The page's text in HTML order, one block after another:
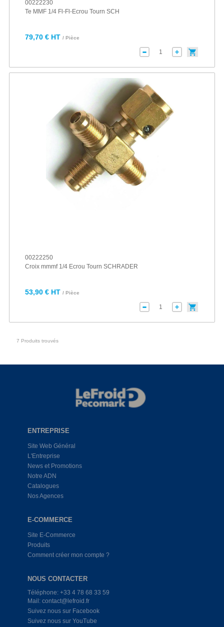
00222230
Te MMF 1/4 Fl-Fl-Ecrou Tourn SCH
79,70 € HT / Pièce
00222250
Croix mmmf 1/4 Ecrou Tourn SCHRADER
53,90 € HT / Pièce
7 Produits trouvés
ENTREPRISE
Site Web Général
L'Entreprise
News et Promotions
Notre ADN
Catalogues
Nos Agences
E-COMMERCE
Site E-Commerce
Produits
Comment créer mon compte ?
NOUS CONTACTER
Téléphone: +33 4 78 68 33 59
Mail: contact@lefroid.fr
Suivez nous sur Facebook
Suivez nous sur YouTube